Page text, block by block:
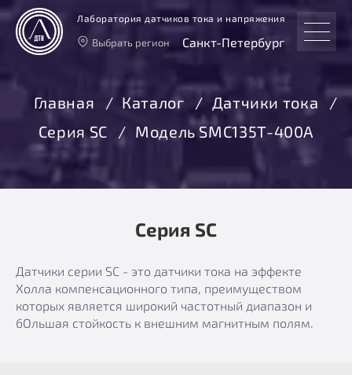
Лаборатория датчиков тока и напряжения
Выбрать регион Санкт-Петербург
Москва
Санкт-Петербург
Екатеринбург
Новосибирск
Главная Каталог
Датчики тока
Серия SC
Модель SMC135T-400A
Серия SC
Датчики серии SC - это датчики тока на эффекте
Холла компенсационного типа, преимуществом
которых является широкий частотный диапазон и
бОльшая стойкость к внешним магнитным полям.